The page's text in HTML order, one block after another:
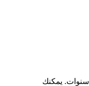
تتجدّد مقابل E£⁦1,279⁩/الشهر لـ2 سنوات. يمكنك